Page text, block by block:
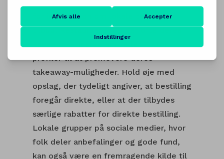
for information om lokale takeaway-
tilbud. Restauranter bruger ofte deres
profiler til at promovere deres
takeaway-muligheder. Hold øje med
opslag, der tydeligt angiver, at bestilling
foregår direkte, eller at der tilbydes
særlige rabatter for direkte bestilling.
Lokale grupper på sociale medier, hvor
folk deler anbefalinger og gode fund,
kan også være en fremragende kilde til